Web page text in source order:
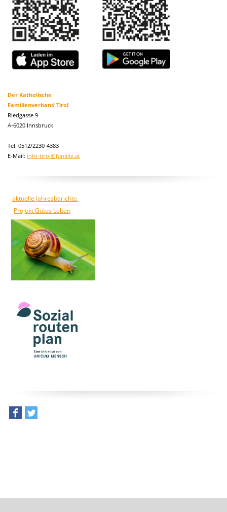
Der Katholische
Familienverband Tirol
Riedgasse 9
A-6020 Innsbruck
Tel: 0512/2230-4383
E-Mail: info-tirol@familie.at
aktuelle Jahresberichte
Projekt Gutes Leben